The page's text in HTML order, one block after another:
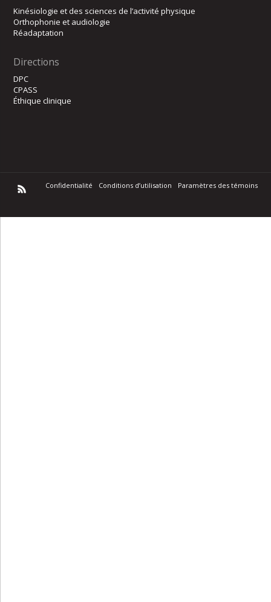
Kinésiologie et des sciences de l’activité physique
Orthophonie et audiologie
Réadaptation
Directions
DPC
CPASS
Éthique clinique
Confidentialité Conditions d’utilisation Paramètres des témoins